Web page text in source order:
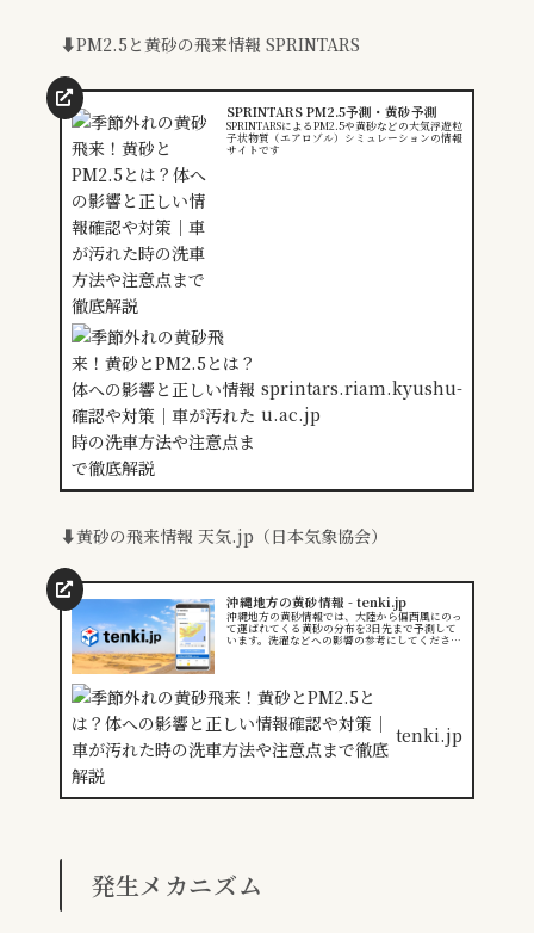
⬇️PM2.5と黄砂の飛来情報 SPRINTARS
SPRINTARS PM2.5予測・黄砂予測
SPRINTARSによるPM2.5や黄砂などの大気浮遊粒
子状物質（エアロゾル）シミュレーションの情報
サイトです
sprintars.riam.kyushu-
u.ac.jp
⬇️黄砂の飛来情報 天気.jp（日本気象協会）
沖縄地方の黄砂情報 - tenki.jp
沖縄地方の黄砂情報では、大陸から偏西風にのっ
て運ばれてくる黄砂の分布を3日先まで予測して
います。洗濯などへの影響の参考にしてくださ
tenki.jp
発生メカニズム